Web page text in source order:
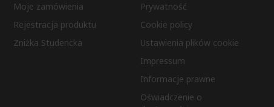
Moje zamówienia
Rejestracja produktu
Zniżka Studencka
Prywatność
Cookie policy
Ustawienia plików cookie
Impressum
Informacje prawne
Oświadczenie o